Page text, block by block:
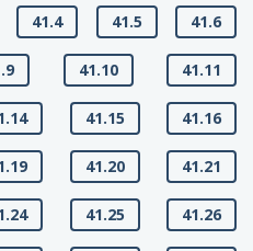
41.4 41.5 41.6
41.10 41.11
41.15 41.16
41.20 41.21
41.25 41.26